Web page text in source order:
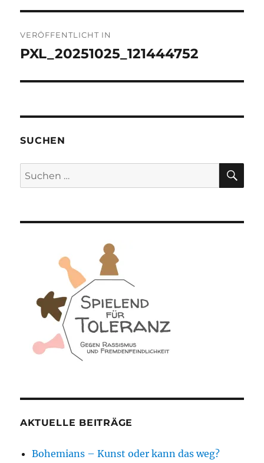
VERÖFFENTLICHT IN
PXL_20251025_121444752
SUCHEN
Suchen
nach:
AKTUELLE BEITRÄGE
Bohemians – Kunst oder kann das weg?